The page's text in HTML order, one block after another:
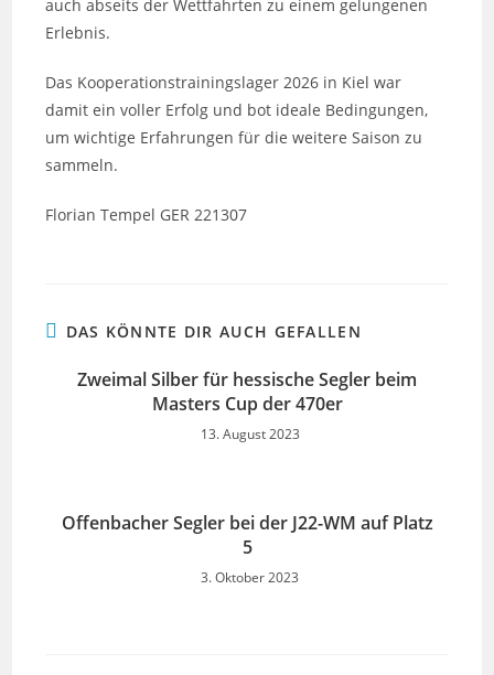
auch abseits der Wettfahrten zu einem gelungenen
Erlebnis.
Das Kooperationstrainingslager 2026 in Kiel war
damit ein voller Erfolg und bot ideale Bedingungen,
um wichtige Erfahrungen für die weitere Saison zu
sammeln.
Florian Tempel GER 221307
DAS KÖNNTE DIR AUCH GEFALLEN
Zweimal Silber für hessische Segler beim
Masters Cup der 470er
13. August 2023
Offenbacher Segler bei der J22-WM auf Platz
5
3. Oktober 2023